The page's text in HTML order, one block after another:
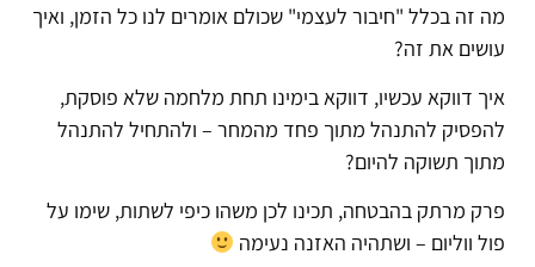
מה זה בכלל "חיבור לעצמי" שכולם אומרים לנו כל הזמן, ואיך
עושים את זה?
איך דווקא עכשיו, דווקא בימינו תחת מלחמה שלא פוסקת,
להפסיק להתנהל מתוך פחד מהמחר – ולהתחיל להתנהל
מתוך תשוקה להיום?
פרק מרתק בהבטחה, תכינו לכן משהו כיפי לשתות, שימו על
פול ווליום – ושתהיה האזנה נעימה